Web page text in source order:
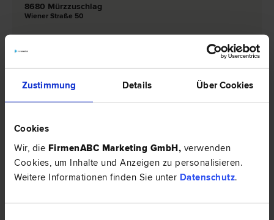
Zustimmung Details Über Cookies
Cookies
Wir, die FirmenABC Marketing GmbH, verwenden
Cookies, um Inhalte und Anzeigen zu personalisieren.
Weitere Informationen finden Sie unter Datenschutz.
8680 Mürzzuschlag
Wiener Straße 50
0 Bewertungen
Rechtsnews & Expertentipps zum Thema
EXPERTENTIPP